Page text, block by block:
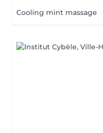
Cooling mint massage